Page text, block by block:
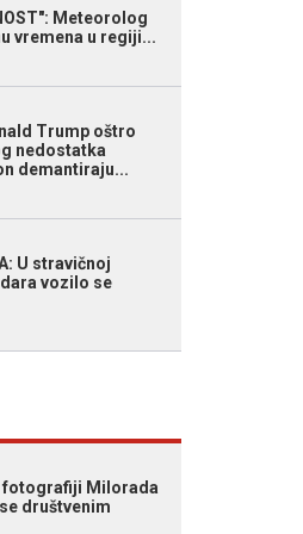
Meteorolog
vremena u regiji...
Trump oštro
nedostatka
demantiraju...
U stravičnoj
vozilo se
fotografiji Milorada
društvenim